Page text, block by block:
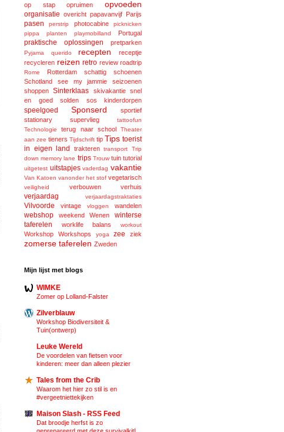
op stap opruimen opvoeden
organisatie overicht papavanvijf Parijs
pasen perstrip photocabine
picknicken
pippa
planten playmobilland Portugal
praktische oplossingen pretparken
Pyjama querido recepten
receptje
recycleren reizen retro review roadtrip
Rome Rotterdam schattig
schoenen
Schotland
see my jammie
seizoenen
shoppen
Sinterklaas skivakantie
snel
en goed
solden sos kinderdorpen
speelgoed Sponserd
sportief
stationary
supervlieg
tattoofun
Technologie
terug naar school
Theater
aan zee tieners Tijdschrift tip Tips toerist
in eigen land
trakteren transport
Trip
down memory lane trips Trouw tuin tutorial
uitgetest uitstapjes vaderdag vakantie
Van Katoen vanonder het stof vegetarisch
veiligheid verbouwen verhuis
verjaardag verjaardagstraktaties
Vilvoorde vintage vloggen wandelen
webshop weekend Wenen
winterse
taferelen
worklife balans workout
Workshop Workshops yoga zee ziek
zomerse taferelen Zweden
Mijn lijst met blogs
WIMKE
Zomer op Lolland-Falster
Zilverblauw
Workshop Biodiversiteit &
Tuin(ontwerp)
Leuke Wereld
De voordelen van fietsen voor
kinderen: meer dan alleen plezier
Tales from the Crib
Waarom het hier zo stil is en
#vergeetniettekijken
Maison Slash - RSS Feed
Dat broodje herfst is zo